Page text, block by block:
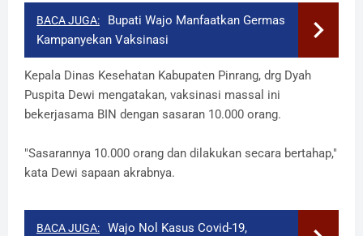
BACA JUGA:
Bupati Wajo Manfaatkan Germas
Kampanyekan Vaksinasi
Kepala Dinas Kesehatan Kabupaten Pinrang, drg Dyah
Puspita Dewi mengatakan, vaksinasi massal ini
bekerjasama BIN dengan sasaran 10.000 orang.
"Sasarannya 10.000 orang dan dilakukan secara bertahap,"
kata Dewi sapaan akrabnya.
BACA JUGA:
Wajo Nol Kasus Covid-19,